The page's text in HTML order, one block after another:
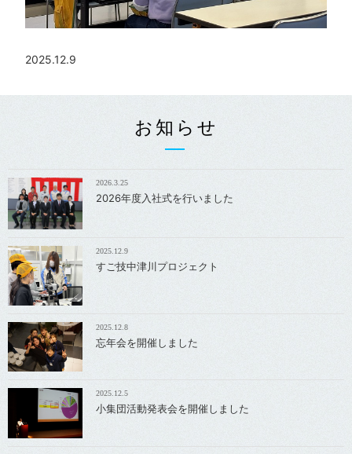
2025.12.9
お知らせ
2026.3.25
2026年度入社式を行いました
2025.12.9
すご技中津川プロジェクト
2025.12.8
忘年会を開催しました
2025.12.5
小集団活動発表会を開催しました